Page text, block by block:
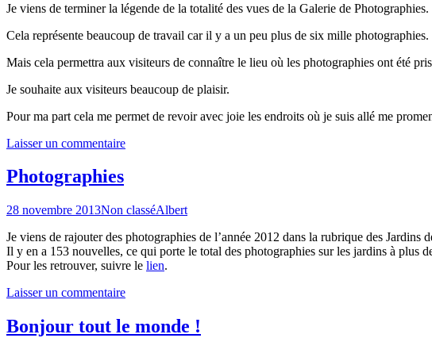
Je viens de terminer la légende de la totalité des vues de la Galerie de Photographies.
Cela représente beaucoup de travail car il y a un peu plus de six mille
Mais cela permettra aux visiteurs de connaître le lieu où les photographies ont été
Je souhaite aux visiteurs beaucoup de plaisir.
Pour ma part cela me permet de revoir avec joie les endroits où je suis allé me
Laisser un commentaire
Photographies
28 novembre 2013Non classéAlbert
Je viens de rajouter des photographies de l’année 2012 dans la rubrique des Jardins
Il y en a 153 nouvelles, ce qui porte le total des photographies sur les jardins à plus
Pour les retrouver, suivre le lien.
Laisser un commentaire
Bonjour tout le monde !